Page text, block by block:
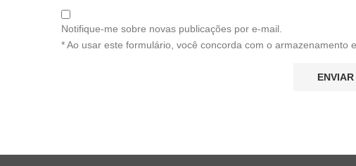
Notifique-me sobre novas publicações por e-mail.
* Ao usar este formulário, você concorda com o armazenamento